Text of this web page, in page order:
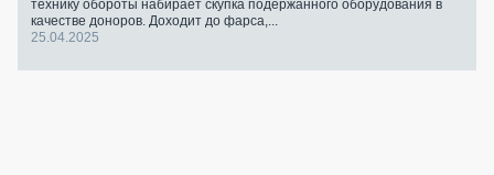
технику обороты набирает скупка подержанного оборудования в
качестве доноров. Доходит до фарса,...
25.04.2025